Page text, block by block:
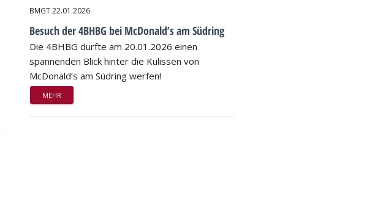
BMGT22.01.2026
Besuch der 4BHBG bei McDonald’s am Südring
Die 4BHBG durfte am 20.01.2026 einen
spannenden Blick hinter die Kulissen von
McDonald’s am Südring werfen!
MEHR